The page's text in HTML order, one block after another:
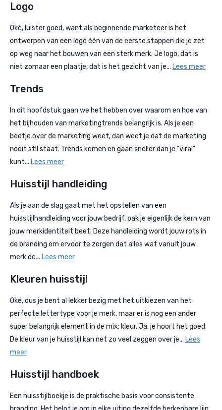
Logo
Oké, luister goed, want als beginnende marketeer is het
ontwerpen van een logo één van de eerste stappen die je zet
op weg naar het bouwen van een sterk merk. Je logo, dat is
niet zomaar een plaatje, dat is het gezicht van je... Lees meer
Trends
In dit hoofdstuk gaan we het hebben over waarom en hoe van
het bijhouden van marketingtrends belangrijk is. Als je een
beetje over de marketing weet, dan weet je dat de marketing
nooit stil staat. Trends komen en gaan sneller dan je "viral"
kunt... Lees meer
Huisstijl handleiding
Als je aan de slag gaat met het opstellen van een
huisstijlhandleiding voor jouw bedrijf, pak je eigenlijk de kern van
jouw merkidentiteit beet. Deze handleiding wordt jouw rots in
de branding om ervoor te zorgen dat alles wat vanuit jouw
merk de... Lees meer
Kleuren huisstijl
Oké, dus je bent al lekker bezig met het uitkiezen van het
perfecte lettertype voor je merk, maar er is nog een ander
super belangrijk element in de mix: kleur. Ja, je hoort het goed.
De kleur van je huisstijl kan net zo veel zeggen over je... Lees
meer
Huisstijl handboek
Een huisstijlboekje is de praktische basis voor consistente